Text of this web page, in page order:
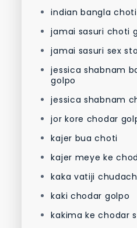
indian bangla
jamai sasuri choti
jamai sasuri sex
jessica shabnam
golpo
jessica shabnam
jor kore chodar
kajer bua choti
kajer meye ke
kaka vatiji
kaki chodar golpo
kakima ke chodar